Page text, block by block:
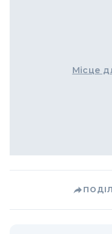
Місце